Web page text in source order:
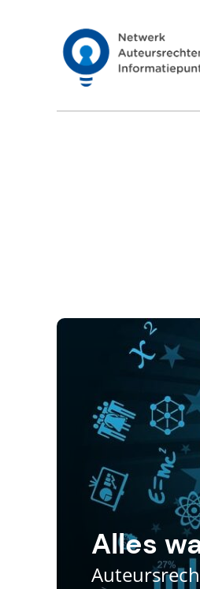
Auteursrechten.nl
Alles